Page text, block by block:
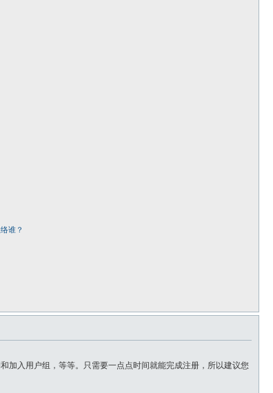
谁？
加入用户组，等等。只需要一点点时间就能完成注册，所以建议您